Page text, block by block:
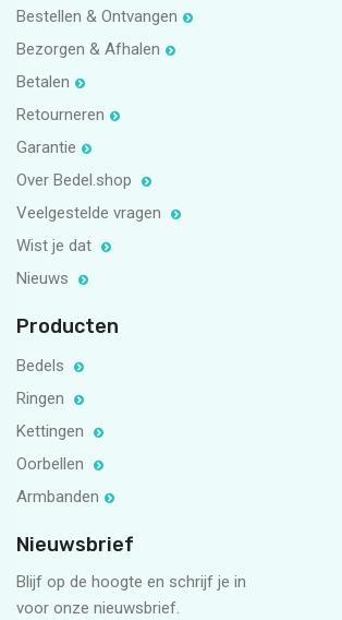
Bestellen & Ontvangen
Bezorgen & Afhalen
Betalen
Retourneren
Garantie
Over Bedel.shop
Veelgestelde vragen
Wist je dat
Nieuws
Producten
Bedels
Ringen
Kettingen
Oorbellen
Armbanden
Nieuwsbrief
Blijf op de hoogte en schrijf je in
voor onze nieuwsbrief.